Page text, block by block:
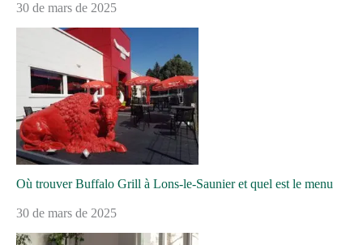
30 de mars de 2025
Où trouver Buffalo Grill à Lons-le-Saunier et quel est le menu
30 de mars de 2025